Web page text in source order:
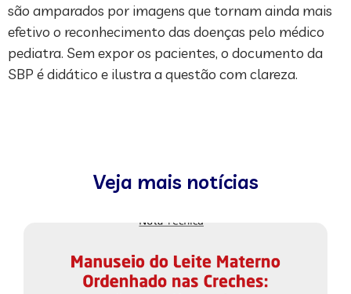
são amparados por imagens que tornam ainda mais
efetivo o reconhecimento das doenças pelo médico
pediatra. Sem expor os pacientes, o documento da
SBP é didático e ilustra a questão com clareza.
Veja mais notícias